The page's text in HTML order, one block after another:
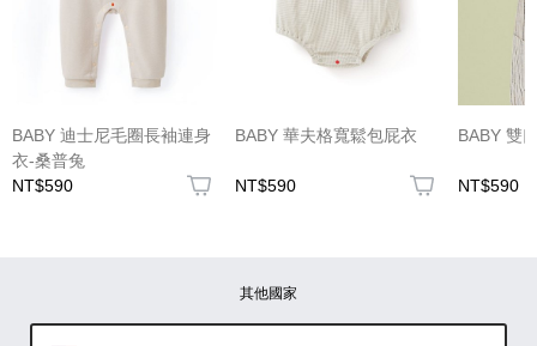
(圖片格式限jpg、jpeg)
BABY 迪士尼毛圈長袖連身
衣-桑普兔
NT$590
BABY 華夫格寬鬆包屁衣
NT$590
BABY 雙
NT$590
其他國家